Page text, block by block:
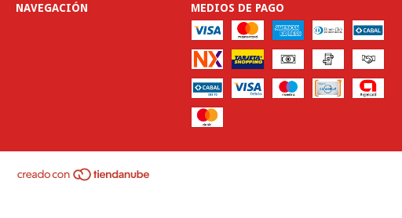
NAVEGACIÓN MEDIOS DE PAGO